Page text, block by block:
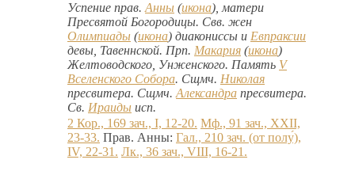
Успение прав. Анны (икона), матери
Пресвятой Богородицы. Свв. жен
Олимпиады (икона) диакониссы и Евпраксии
девы, Тавеннской. Прп. Макария (икона)
Желтоводского, Унженского. Память V
Вселенского Собора. Сщмч. Николая
пресвитера. Сщмч. Александра пресвитера.
Св. Ираиды исп.
2 Кор., 169 зач., I, 12-20. Мф., 91 зач., XXII,
23-33. Прав. Анны: Гал., 210 зач. (от полу́),
IV, 22-31. Лк., 36 зач., VIII, 16-21.